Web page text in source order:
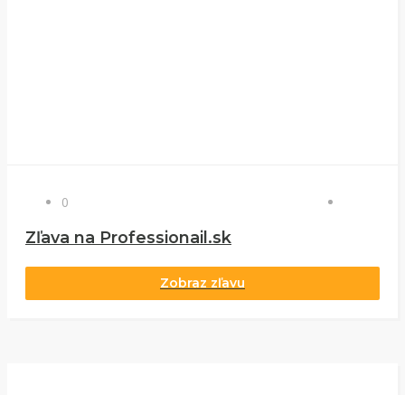
0
Zľava na Professionail.sk
Zobraz zľavu